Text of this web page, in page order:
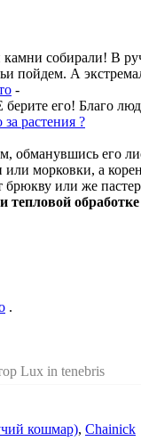
камни собирали! В
пойдем. А
-
его! Благо
за растения ?
обманувшись его
морковки, а
брюкву или же
тепловой
.
Lux in tenebris
кошмар), Chainick